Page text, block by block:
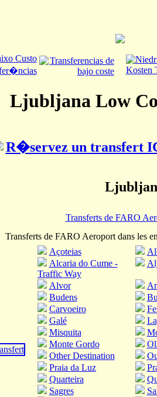
Ljubljana Low
R�servez un transfert
Transferts de FARO
Transferts de FARO Aeroport dans les
Açoteias
Alcaria do Cume -
Traffic Way
Alvor
Budens
Carvoeiro
Galé
Misquita
Monte Gordo
Other Destination
Praia da Luz
Quarteira
Sagres